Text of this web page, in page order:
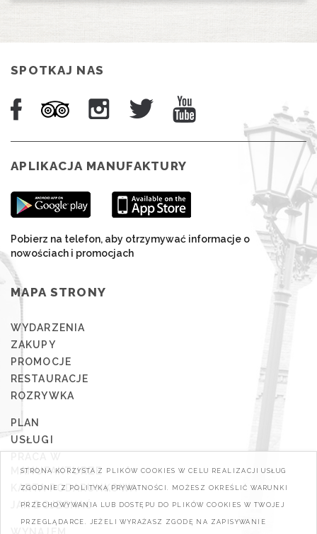
SPOTKAJ NAS
APLIKACJA MANUFAKTURY
Pobierz na telefon, aby otrzymywać informacje o
nowościach i promocjach
MAPA STRONY
WYDARZENIA
ZAKUPY
PROMOCJE
RESTAURACJE
ROZRYWKA
PLAN
USŁUGI
MANUFAKTURZE
KARTA PODARUNKOWA
JAK DOJECHAĆ
STRONA KORZYSTA Z PLIKÓW COOKIES W CELU REALIZACJI USŁUG
ZGODNIE Z POLITYKĄ PRYWATNOŚCI. MOŻESZ OKREŚLIĆ WARUNKI
PRZECHOWYWANIA LUB DOSTĘPU DO PLIKÓW COOKIES W TWOJEJ
PRZEGLĄDARCE. JEŻELI WYRAŻASZ ZGODĘ NA ZAPISYWANIE